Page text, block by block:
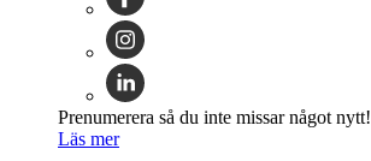
Prenumerera så du inte missar något nytt!
Läs mer